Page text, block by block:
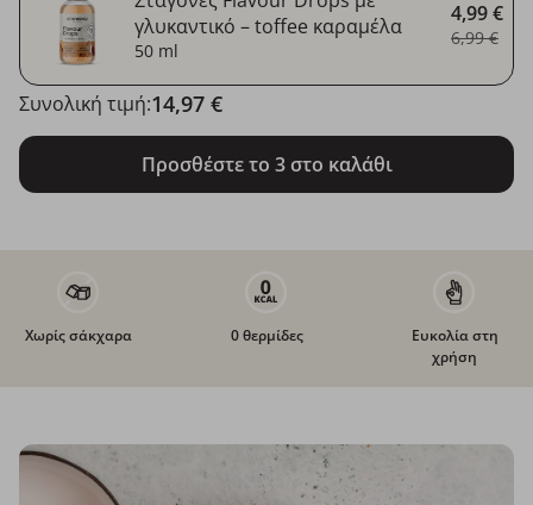
γλυκαντικό – toffee καραμέλα
50 ml
4,99 €
6,99 €
Προσθέστε το 3 στο καλάθι
Συνολική τιμή:14,97 €
Χωρίς σάκχαρα 0 θερμίδες
Ευκολία στη
χρήση